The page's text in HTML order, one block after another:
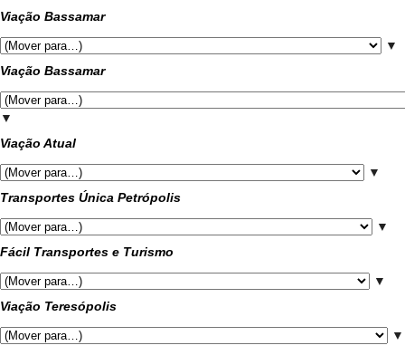
Viação Bassamar
▼
Viação Bassamar
▼
Viação Atual
▼
Transportes Única Petrópolis
▼
Fácil Transportes e Turismo
▼
Viação Teresópolis
▼